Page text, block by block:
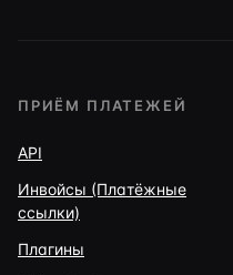
ПРИЁМ ПЛАТЕЖЕЙ
API
Инвойсы (Платёжные
ссылки)
Плагины